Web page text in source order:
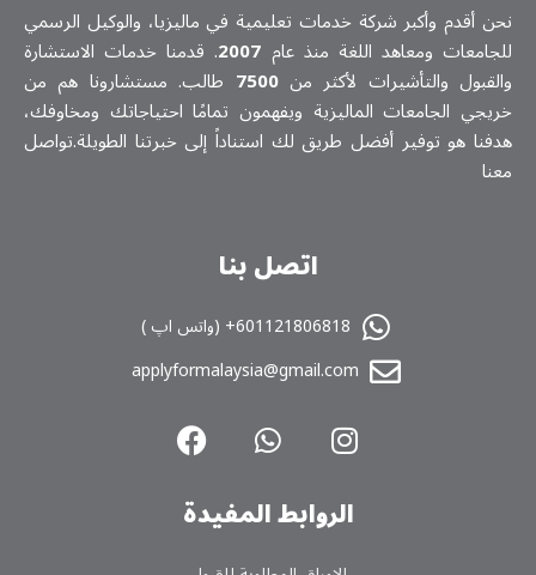
نحن أقدم وأكبر شركة خدمات تعلیمیة في ماليزيا، والوكيل الرسمي
للجامعات ومعاهد اللغة منذ عام 2007. قدمنا خدمات الاستشارة
والقبول والتأشيرات لأكثر من7500 طالب. مستشارونا هم من
خريجي الجامعات الماليزية ويفهمون تمامًا احتياجاتك ومخاوفك،
هدفنا هو توفير أفضل طريق لك استناداً إلى خبرتنا الطويلة.تواصل
معنا
اتصل بنا
601121806818+ (واتس اپ )
applyformalaysia@gmail.com
الروابط المفیدة